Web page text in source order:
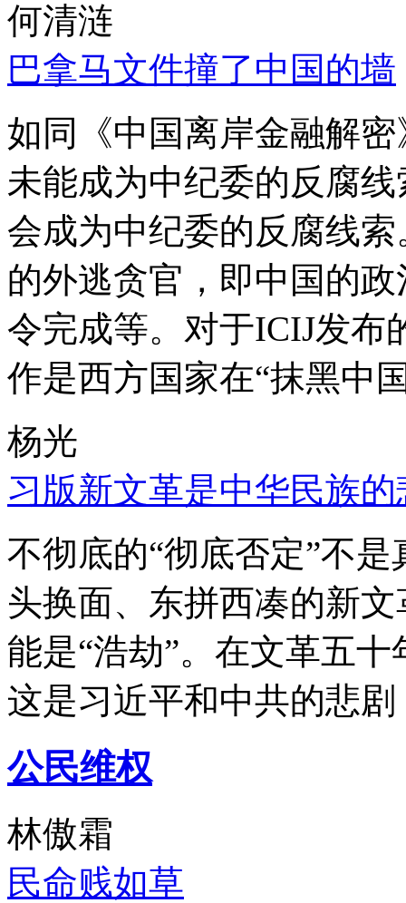
何清涟
巴拿马文件撞了中国的墙
如同《中国离岸金融解
未能成为中纪委的反腐
会成为中纪委的反腐线
的外逃贪官，即中国的
令完成等。对于ICIJ发布
作是西方国家在“抹黑中
杨光
习版新文革是中华民族的
不彻底的“彻底否定”不
头换面、东拼西凑的新
能是“浩劫”。在文革五
这是习近平和中共的悲
公民维权
林傲霜
民命贱如草